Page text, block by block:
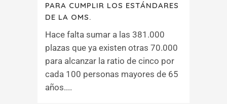
PARA CUMPLIR LOS ESTÁNDARES
DE LA OMS.
Hace falta sumar a las 381.000
plazas que ya existen otras 70.000
para alcanzar la ratio de cinco por
cada 100 personas mayores de 65
años....